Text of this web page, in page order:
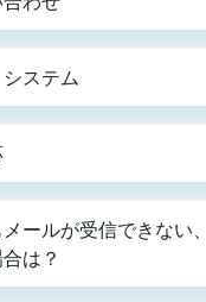
ステム
ールが受信できない
は？